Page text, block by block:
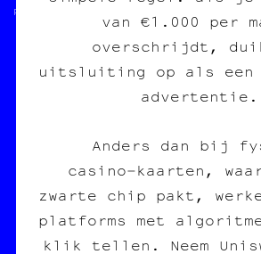
POUR COPIE CARBONE ASBL  /•«╬//
● //┼┐//
van €1.000 per
overschrijdt,
uitsluiting op als een
advertentie.
Anders dan bij
casino‑kaarten,
zwarte chip pakt,
platforms met
klik tellen. Neem